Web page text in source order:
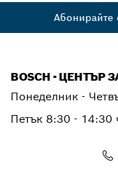
Абонирайте
BOSCH -
Понеделник -
Петък 8:30 - 14:30